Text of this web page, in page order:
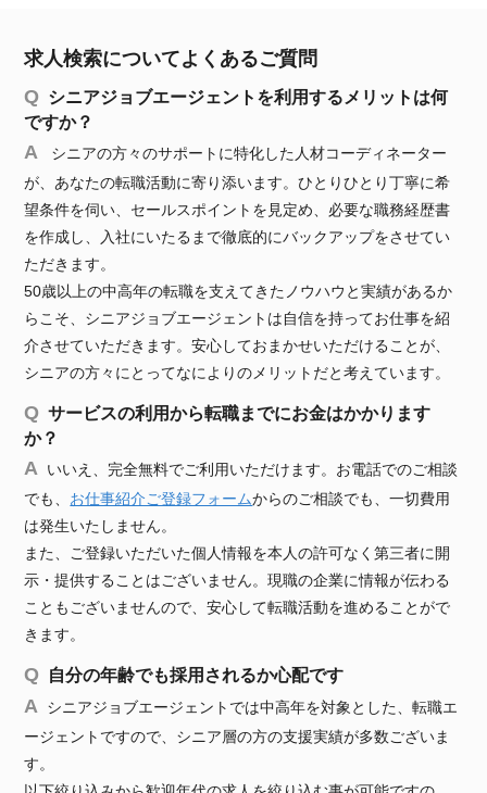
求人検索についてよくあるご質問
シニアジョブエージェントを利用するメリットは何
ですか？
シニアの方々のサポートに特化した人材コーディネーター
が、あなたの転職活動に寄り添います。ひとりひとり丁寧に希
望条件を伺い、セールスポイントを見定め、必要な職務経歴書
を作成し、入社にいたるまで徹底的にバックアップをさせてい
ただきます。
50歳以上の中高年の転職を支えてきたノウハウと実績があるか
らこそ、シニアジョブエージェントは自信を持ってお仕事を紹
介させていただきます。安心しておまかせいただけることが、
シニアの方々にとってなによりのメリットだと考えています。
サービスの利用から転職までにお金はかかります
か？
いいえ、完全無料でご利用いただけます。お電話でのご相談
でも、 お仕事紹介ご登録フォームからのご相談でも、一切費用
は発生いたしません。
また、ご登録いただいた個人情報を本人の許可なく第三者に開
示・提供することはございません。現職の企業に情報が伝わる
こともございませんので、安心して転職活動を進めることがで
きます。
自分の年齢でも採用されるか心配です
シニアジョブエージェントでは中高年を対象とした、転職エ
ージェントですので、シニア層の方の支援実績が多数ございま
す。